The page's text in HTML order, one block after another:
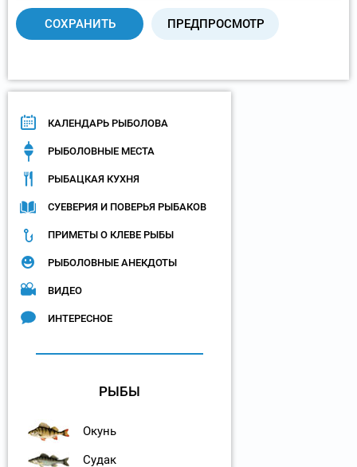
КАЛЕНДАРЬ РЫБОЛОВА
РЫБОЛОВНЫЕ МЕСТА
РЫБАЦКАЯ КУХНЯ
СУЕВЕРИЯ И ПОВЕРЬЯ РЫБАКОВ
ПРИМЕТЫ О КЛЕВЕ РЫБЫ
РЫБОЛОВНЫЕ АНЕКДОТЫ
ВИДЕО
ИНТЕРЕСНОЕ
РЫБЫ
Окунь
Судак